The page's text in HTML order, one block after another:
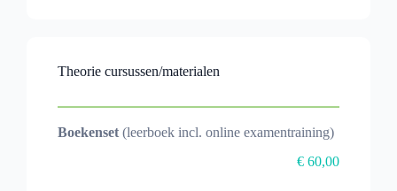
Theorie cursussen/materialen
Boekenset (leerboek incl. online examentraining)
€ 60,00